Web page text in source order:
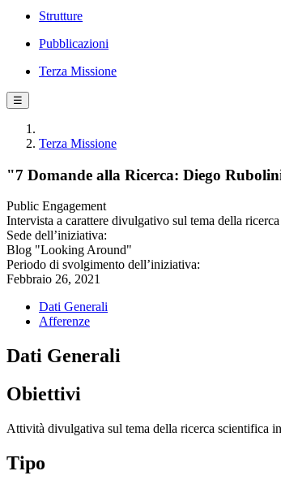
Strutture
Pubblicazioni
Terza Missione
☰
Terza Missione
"7 Domande alla Ricerca: Diego
Public Engagement
Intervista a carattere divulgativo sul tema della
Sede dell’iniziativa:
Blog "Looking Around"
Periodo di svolgimento dell’iniziativa:
Febbraio 26, 2021
Dati Generali
Afferenze
Dati Generali
Obiettivi
Attività divulgativa sul tema della ricerca scientifica
Tipo